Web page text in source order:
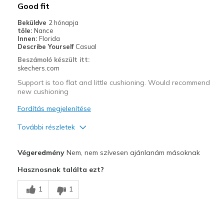
Width
Sizing
Feels true to size
View On Shoes
I'm Into Shoes
Good fit
Beküldve 2 hónapja
tőle: Nance
Innen: Florida
Describe Yourself Casual
Beszámoló készült itt:
skechers.com
Support is too flat and little cushioning. Would recommend
new cushioning
Fordítás megjelenítése
További részletek
Stylish
VégeredményNem, nem szívesen ajánlanám másoknak
Hasznosnak találta ezt?
1 1